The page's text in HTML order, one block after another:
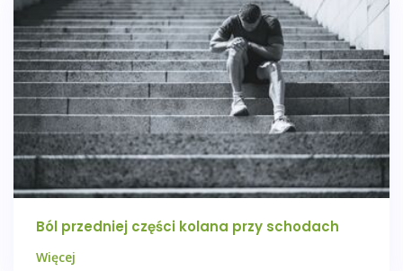
Ból przedniej części kolana przy schodach
Więcej